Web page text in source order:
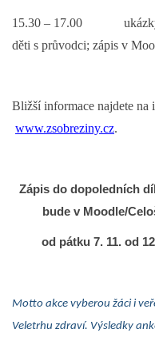
15.30 – 17.00 ukázky z
děti s průvodci; zápis v
Bližší informace najdete na
www.zsobreziny.cz.
Zápis do dopoledních
bude v Moodle/
od pátku 7. 11. od
Motto akce vyberou žáci i
Veletrhu zdraví. Výsledky